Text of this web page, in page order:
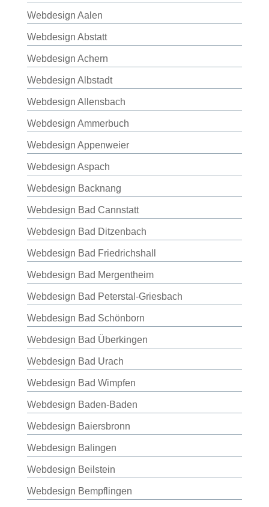
Webdesign Aalen
Webdesign Abstatt
Webdesign Achern
Webdesign Albstadt
Webdesign Allensbach
Webdesign Ammerbuch
Webdesign Appenweier
Webdesign Aspach
Webdesign Backnang
Webdesign Bad Cannstatt
Webdesign Bad Ditzenbach
Webdesign Bad Friedrichshall
Webdesign Bad Mergentheim
Webdesign Bad Peterstal-Griesbach
Webdesign Bad Schönborn
Webdesign Bad Überkingen
Webdesign Bad Urach
Webdesign Bad Wimpfen
Webdesign Baden-Baden
Webdesign Baiersbronn
Webdesign Balingen
Webdesign Beilstein
Webdesign Bempflingen